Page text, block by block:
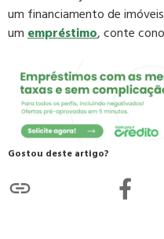
um financiamento de
umempréstimo, conte
Gostou deste artigo?